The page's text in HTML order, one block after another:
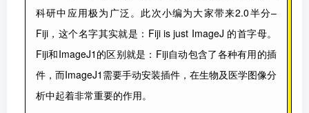
科研中应用极为广泛。此次小编为大家带来2.0半分–
Fiji，这个名字其实就是：Fiji is just ImageJ 的首字母。
Fiji和ImageJ1的区别就是：Fiji自动包含了各种有用的插
件，而ImageJ1需要手动安装插件，在生物及医学图像分
析中起着非常重要的作用。